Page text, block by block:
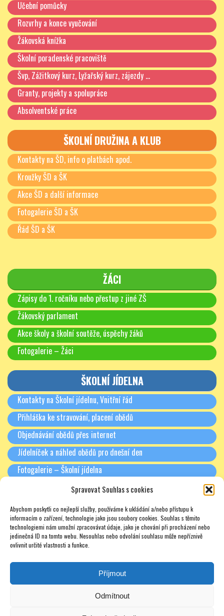
Spravovat Souhlas s cookies
Abychom poskytli co nejlepší služby, používáme k ukládání a/nebo přístupu k
informacím o zařízení, technologie jako jsou soubory cookies. Souhlas s těmito
technologiemi nám umožní zpracovávat údaje, jako je chování při procházení nebo
jedinečná ID na tomto webu. Nesouhlas nebo odvolání souhlasu může nepříznivě
ovlivnit určité vlastnosti a funkce.
Příjmout
Odmítnout
Učební pomůcky
Rozvrhy a konce vyučování
Žákovská knížka
Školní poradenské pracoviště
Švp, Zážitkový kurz, Lyžařský kurz, zájezdy …
Granty, projekty a spolupráce
Absolventské práce
ŠKOLNÍ DRUŽINA A KLUB
Kontakty na ŠD, info o platbách apod.
Kroužky ŠD a ŠK
Akce ŠD a další informace
Fotogalerie ŠD a ŠK
Řád ŠD a ŠK
ŽÁCI
Zápisy do 1. ročníku nebo přestup z jiné ZŠ
Žákovský parlament
Akce školy a školní soutěže, úspěchy žáků
Fotogalerie – Žáci
ŠKOLNÍ JÍDELNA
Kontakty na Školní jídelnu, Vnitřní řád
Přihláška ke stravování, placení obědů
Objednávání obědů přes internet
Jídelníček a náhled obědů pro dnešní den
Fotogalerie – Školní jídelna
Třídní schůzky + Spolek rodičů (dříve SRPŠ)
Rada školy
Soukromé doučování – zajímavé odkazy – nabídky – texty